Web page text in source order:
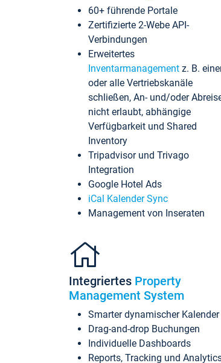
60+ führende Portale
Zertifizierte 2-Webe API-
Verbindungen
Erweitertes
Inventarmanagement z. B.
oder alle Vertriebskanäle
schließen, An- und/oder
nicht erlaubt, abhängige
Verfügbarkeit und Shared
Inventory
Tripadvisor und Trivago
Integration
Google Hotel Ads
iCal Kalender Sync
Management von Inseraten
Integriertes Property
Management System
Smarter dynamischer Kalender
Drag-and-drop Buchungen
Individuelle Dashboards
Reports, Tracking und